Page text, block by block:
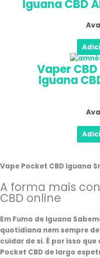
Iguana CBD
Vaper
Iguana
Vape Pocket CBD Iguana
A forma mais
CBD online
Em Fumo de Iguana
quotidiana nem sempre
cuidar de si. É por isso
Pocket CBD de largo